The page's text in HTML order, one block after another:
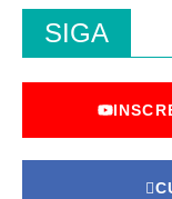
SIGA